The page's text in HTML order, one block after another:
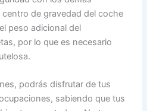
centro de gravedad del coche
peso adicional del
por lo que es necesario
podrás disfrutar de tus
sabiendo que tus